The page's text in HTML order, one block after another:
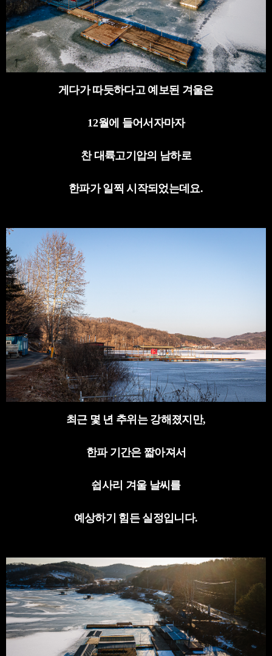
게다가 따듯하다고 예보된 겨울은
12월에 들어서자마자
찬 대륙고기압의 남하로
한파가 일찍 시작되었는데요.
최근 몇 년 추위는 강해졌지만,
한파 기간은 짧아져서
쉽사리 겨울 날씨를
예상하기 힘든 실정입니다.